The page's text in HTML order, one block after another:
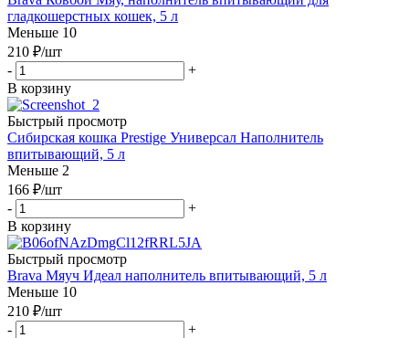
гладкошерстных кошек, 5 л
Меньше 10
210 ₽/шт
-
+
В корзину
Быстрый просмотр
Сибирская кошка Prestige Универсал Наполнитель
впитывающий, 5 л
Меньше 2
166 ₽/шт
-
+
В корзину
Быстрый просмотр
Brava Мяуч Идеал наполнитель впитывающий, 5 л
Меньше 10
210 ₽/шт
-
+